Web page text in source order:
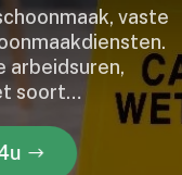
vaste
arbeidsuren,
soort…